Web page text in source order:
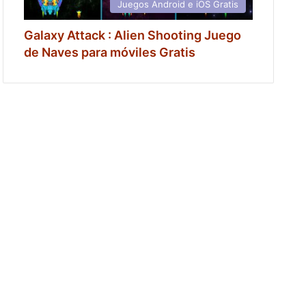
Juegos Android e iOS Gratis
Galaxy Attack : Alien Shooting Juego
de Naves para móviles Gratis